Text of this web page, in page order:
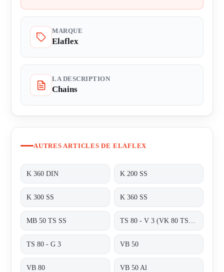
MARQUE
Elaflex
LA DESCRIPTION
Chains
AUTRES ARTICLES DE ELAFLEX
K 360 DIN K 200 SS
K 300 SS K 360 SS
MB 50 TS SS
TS 80 - G 3 VB 50
VB 80 VB 50 Al